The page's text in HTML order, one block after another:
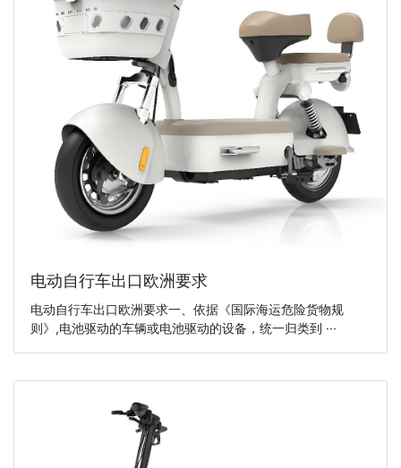
电动自行车出口欧洲要求
电动自行车出口欧洲要求一、依据《国际海运危险货物规
则》,电池驱动的车辆或电池驱动的设备，统一归类到 ···